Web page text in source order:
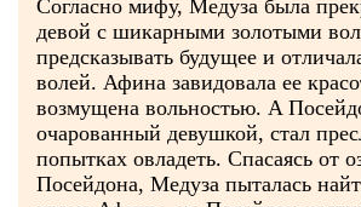
Согласно мифу, Медуза была
девой c шикарными золотыми
предсказывать будущее и
волей. Афина завидовала ee
возмущена вольностью. A
очарованный девушкой, стал
попытках овладеть. Спасаясь от
Посейдона, Медуза пыталась